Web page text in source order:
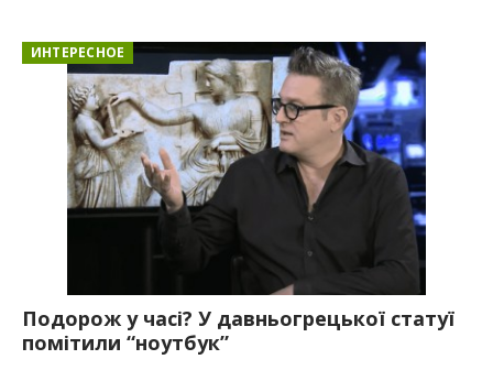
ИНТЕРЕСНОЕ
Подорож у часі? У давньогрецької статуї
помітили “ноутбук”